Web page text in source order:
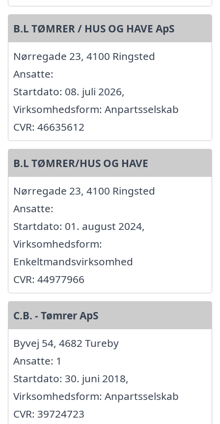
B.L TØMRER / HUS OG HAVE ApS
Nørregade 23, 4100 Ringsted
Ansatte:
Startdato: 08. juli 2026,
Virksomhedsform: Anpartsselskab
CVR: 46635612
B.L TØMRER/HUS OG HAVE
Nørregade 23, 4100 Ringsted
Ansatte:
Startdato: 01. august 2024,
Virksomhedsform:
Enkeltmandsvirksomhed
CVR: 44977966
C.B. - Tømrer ApS
Byvej 54, 4682 Tureby
Ansatte: 1
Startdato: 30. juni 2018,
Virksomhedsform: Anpartsselskab
CVR: 39724723